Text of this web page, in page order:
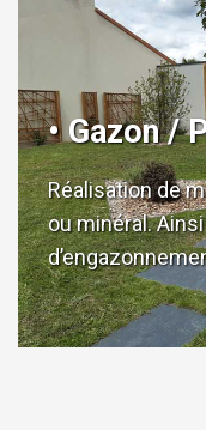
• Gazon /
Réalisation de
ou minéral.